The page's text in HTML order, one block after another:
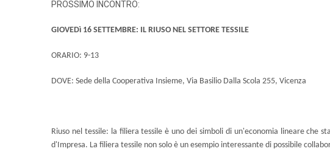
PROSSIMO INCONTRO:
GIOVEDì 16 SETTEMBRE: IL RIUSO NEL SETTORE TESSILE
ORARIO: 9-13
DOVE: Sede della Cooperativa Insieme, Via Basilio Dalla Scola 255, Vicenza
Riuso nel tessile: la filiera tessile è uno dei simboli di un'economia lineare che
d'Impresa. La filiera tessile non solo è un esempio interessante di possibile